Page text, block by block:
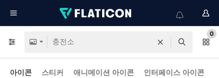
0
아이콘 스티커 애니메이션 아이콘 인터페이스 아이콘